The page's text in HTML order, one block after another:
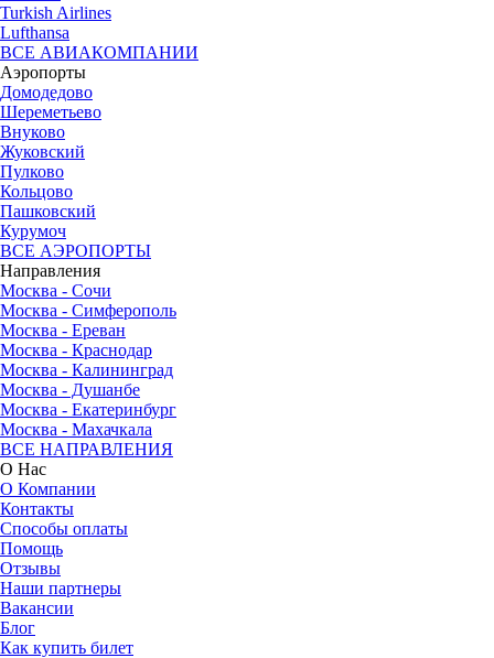
Turkish Airlines
Lufthansa
ВСЕ АВИАКОМПАНИИ
Аэропорты
Домодедово
Шереметьево
Внуково
Жуковский
Пулково
Кольцово
Пашковский
Курумоч
ВСЕ АЭРОПОРТЫ
Направления
Москва - Сочи
Москва - Симферополь
Москва - Ереван
Москва - Краснодар
Москва - Калининград
Москва - Душанбе
Москва - Екатеринбург
Москва - Махачкала
ВСЕ НАПРАВЛЕНИЯ
О Нас
О Компании
Контакты
Способы оплаты
Помощь
Отзывы
Наши партнеры
Вакансии
Блог
Как купить билет